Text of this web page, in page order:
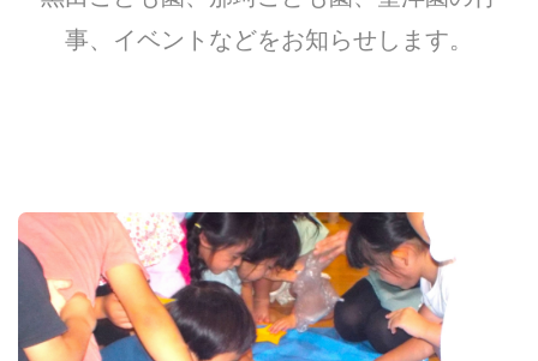
事、イベントなどをお知らせします。